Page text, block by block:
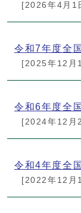
[2026年4月1
令和7年度全
[2025年12月
令和6年度全
[2024年12月
令和4年度全
[2022年12月